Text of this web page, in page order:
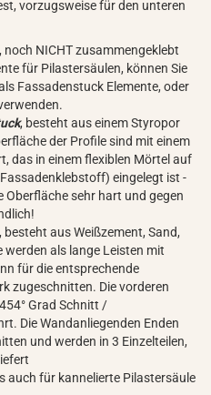
vorzugsweise für den unteren
NICHT zusammengeklebt
für Pilastersäulen, können Sie
Fassadenstuck Elemente, oder
, besteht aus einem Styropor
der Profile sind mit einem
das in einem flexiblen Mörtel auf
eingelegt ist -
Oberfläche sehr hart und gegen
aus Weißzement, Sand,
werden als lange Leisten mit
für die entsprechende
zugeschnitten. Die vorderen
Grad Schnitt /
Die Wandanliegenden Enden
und werden in 3 Einzelteilen,
auch für kannelierte Pilastersäule